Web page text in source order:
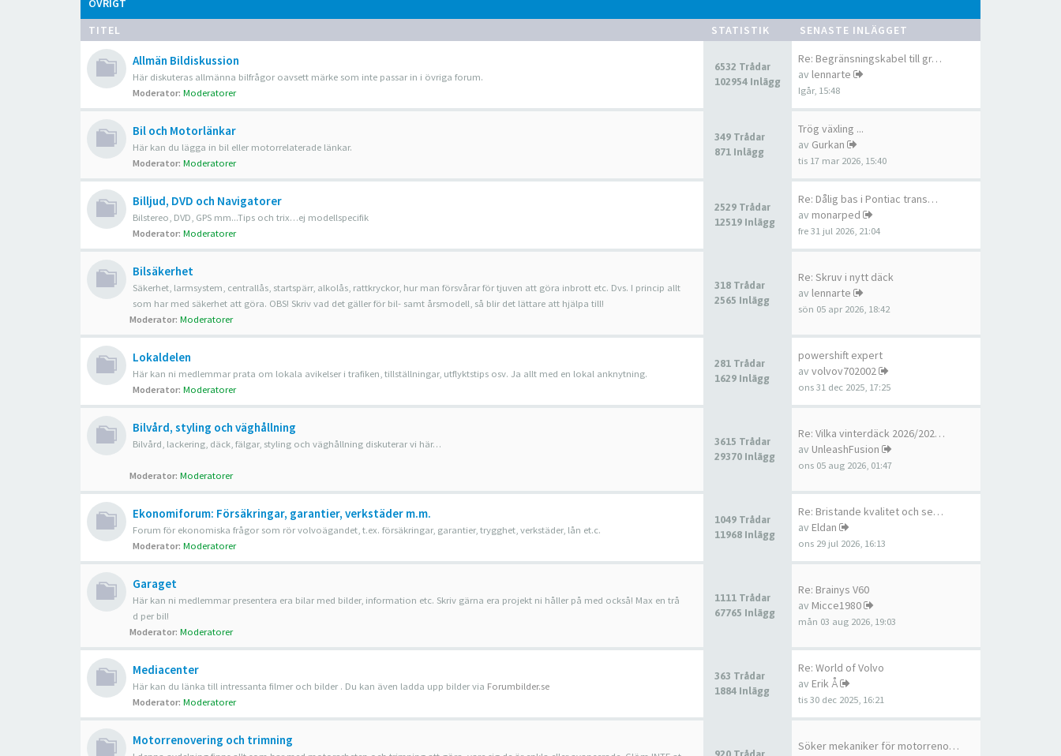
ÖVRIGT
TITEL
STATISTIK SENASTE INLÄGGET
Allmän Bildiskussion
Här diskuteras allmänna bilfrågor oavsett märke som inte passar in i övriga forum.
Moderator: Moderatorer
6532 Trådar
102954 Inlägg
Re: Begränsningskabel till gr…
av lennarte
Igår, 15:48
Bil och Motorlänkar
Här kan du lägga in bil eller motorrelaterade länkar.
Moderator: Moderatorer
349 Trådar
871 Inlägg
Trög växling ...
av Gurkan
tis 17 mar 2026, 15:40
Billjud, DVD och Navigatorer
Bilstereo, DVD, GPS mm...Tips och trix…ej modellspecifik
Moderator: Moderatorer
2529 Trådar
12519 Inlägg
Re: Dålig bas i Pontiac trans…
av monarped
fre 31 jul 2026, 21:04
Bilsäkerhet
Säkerhet, larmsystem, centrallås, startspärr, alkolås, rattkryckor, hur man försvårar för tjuven att göra inbrott etc. Dvs. I princip allt
som har med säkerhet att göra. OBS! Skriv vad det gäller för bil- samt årsmodell, så blir det lättare att hjälpa till!
Moderator: Moderatorer
318 Trådar
2565 Inlägg
Re: Skruv i nytt däck
av lennarte
sön 05 apr 2026, 18:42
Lokaldelen
Här kan ni medlemmar prata om lokala avikelser i trafiken, tillställningar, utflyktstips osv. Ja allt med en lokal anknytning.
Moderator: Moderatorer
281 Trådar
1629 Inlägg
powershift expert
av volvov702002
ons 31 dec 2025, 17:25
Bilvård, styling och väghållning
Bilvård, lackering, däck, fälgar, styling och väghållning diskuterar vi här…
Moderator: Moderatorer
3615 Trådar
29370 Inlägg
Re: Vilka vinterdäck 2026/202…
av UnleashFusion
ons 05 aug 2026, 01:47
Ekonomiforum: Försäkringar, garantier, verkstäder m.m.
Forum för ekonomiska frågor som rör volvoägandet, t.ex. försäkringar, garantier, trygghet, verkstäder, lån et.c.
Moderator: Moderatorer
1049 Trådar
11968 Inlägg
Re: Bristande kvalitet och se…
av Eldan
ons 29 jul 2026, 16:13
Garaget
Här kan ni medlemmar presentera era bilar med bilder, information etc. Skriv gärna era projekt ni håller på med också! Max en trå
d per bil!
Moderator: Moderatorer
1111 Trådar
67765 Inlägg
Re: Brainys V60
av Micce1980
mån 03 aug 2026, 19:03
Mediacenter
Här kan du länka till intressanta filmer och bilder . Du kan även ladda upp bilder via Forumbilder.se
Moderator: Moderatorer
363 Trådar
1884 Inlägg
Re: World of Volvo
av Erik Å
tis 30 dec 2025, 16:21
Motorrenovering och trimning
Söker mekaniker för motorreno…